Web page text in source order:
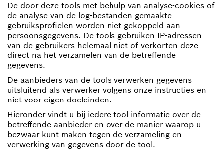
De door deze tools met behulp van analyse-cookies of
de analyse van de log-bestanden gemaakte
gebruiksprofielen worden niet gekoppeld aan
persoonsgegevens. De tools gebruiken IP-adressen
van de gebruikers helemaal niet of verkorten deze
direct na het verzamelen van de betreffende
gegevens.
De aanbieders van de tools verwerken gegevens
uitsluitend als verwerker volgens onze instructies en
niet voor eigen doeleinden.
Hieronder vindt u bij iedere tool informatie over de
betreffende aanbieder en over de manier waarop u
bezwaar kunt maken tegen de verzameling en
verwerking van gegevens door de tool.